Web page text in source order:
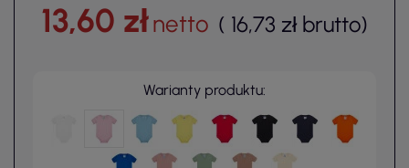
13,60 złnetto ( 16,73 zł brutto)
Warianty produktu: